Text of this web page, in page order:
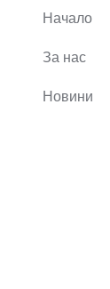
Начало
За нас
Новини